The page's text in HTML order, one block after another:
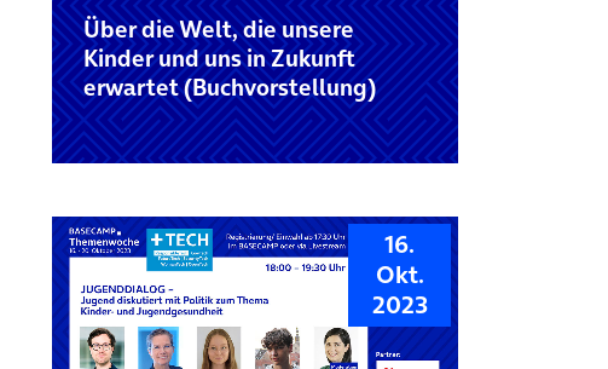
Über die Welt, die unsere
Kinder und uns in Zukunft
erwartet (Buchvorstellung)
16.
Okt.
2023